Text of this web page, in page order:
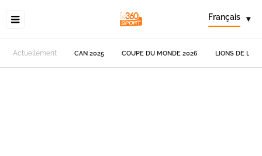
Français ▾
Actuellement CAN 2025 COUPE DU MONDE 2026 LIONS DE